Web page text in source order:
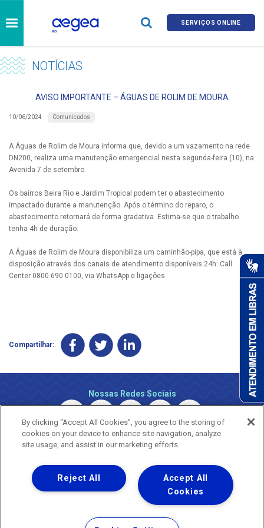
SERVIÇOS ONLINE
NOTÍCIAS
AVISO IMPORTANTE – ÁGUAS DE ROLIM DE MOURA
10/06/2024 Comunicados
A Águas de Rolim de Moura informa que, devido a um vazamento na rede
DN200, realiza uma manutenção emergencial nesta segunda-feira (10), na
Avenida 7 de setembro.
Os bairros Beira Rio e Jardim Tropical podem ter o abastecimento
impactado durante a manutenção. Após o término do reparo, o
abastecimento retornará de forma gradativa. Estima-se que o trabalho
tenha 4h de duração.
A Águas de Rolim de Moura disponibiliza um caminhão-pipa, que está à
disposição através dos canais de atendimento disponíveis 24h: Call
Center 0800 690 0100, via WhatsApp e ligações.
Compartilhar:
Nossas Redes Sociais
Copyright © 2026 - Todos os Direitos Reservados.
Nossa natureza movimenta a vida
Termos Gerais de Uso de Sites e Aplicativos
By clicking “Accept All Cookies”, you agree to the storing of
cookies on your device to enhance site navigation, analyze
site usage, and assist in our marketing efforts.
Accept All
Cookies
Reject All